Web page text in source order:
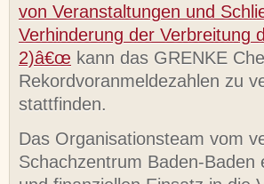
von Veranstaltungen und
Verhinderung der Verbreitung
2)â€œ kann das GRENKE
Rekordvoranmeldezahlen zu
stattfinden.
Das Organisationsteam vom
Schachzentrum Baden-